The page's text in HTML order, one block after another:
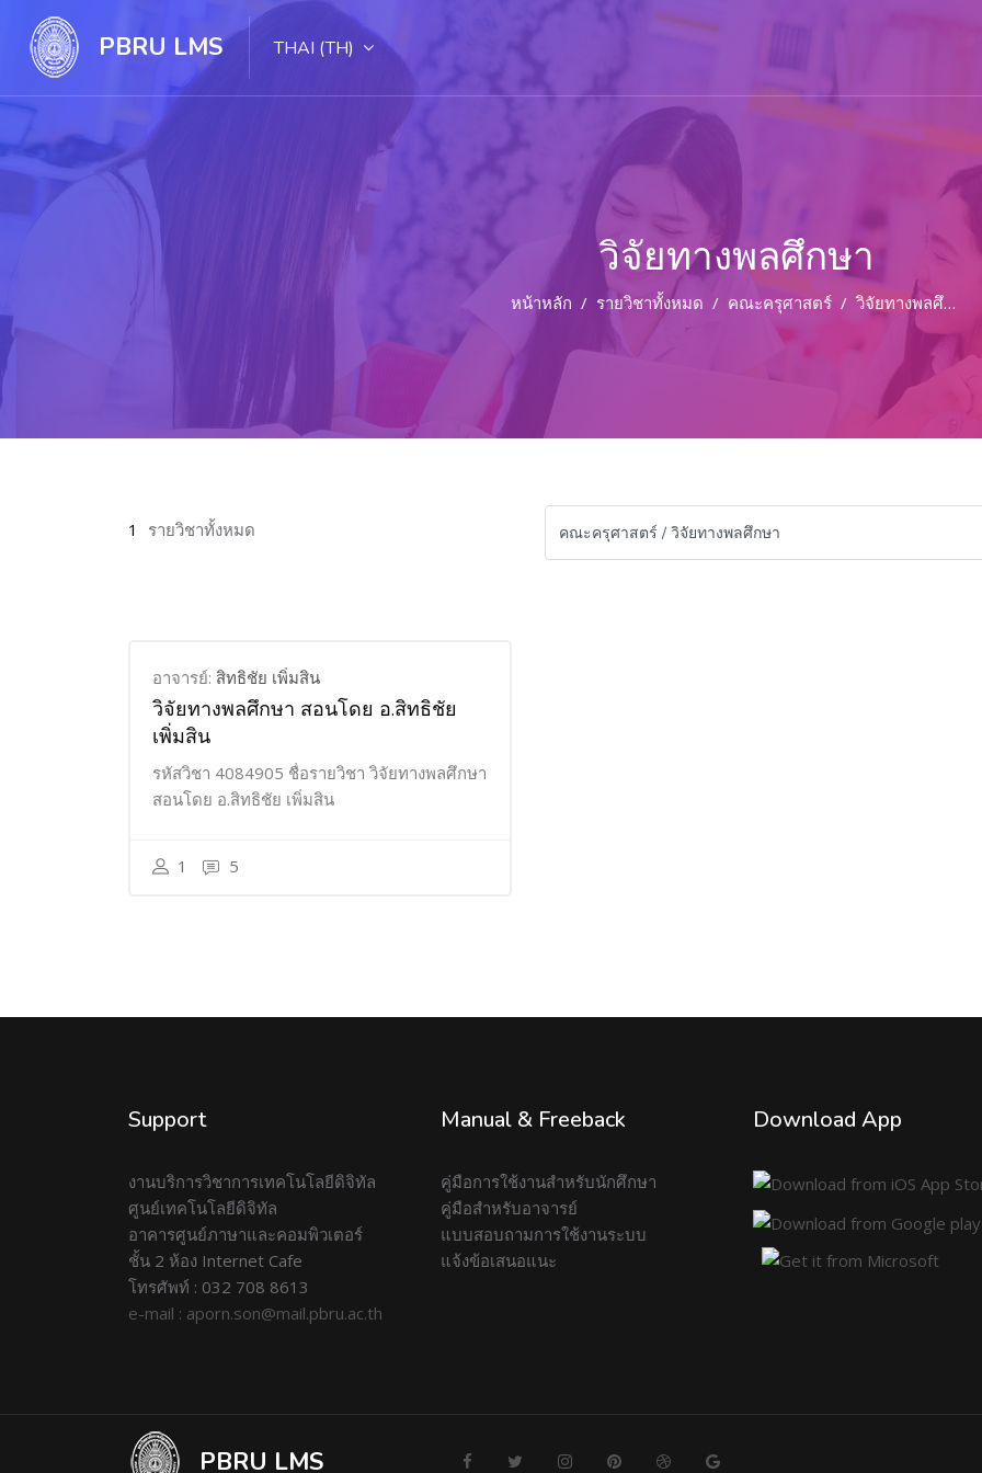
PBRU LMS THAI ‎(TH)‎
วิจัยทางพลศึกษา
หน้าหลัก รายวิชาทั้งหมด คณะครุศาสตร์ วิจัยทางพลศึกษา
1
รายวิชาทั้งหมด
อาจารย์: สิทธิชัย เพิ่มสิน
วิจัยทางพลศึกษา สอนโดย อ.สิทธิชัย
เพิ่มสิน
รหัสวิชา 4084905 ชื่อรายวิชา วิจัยทางพลศึกษา
สอนโดย อ.สิทธิชัย เพิ่มสิน
1 5
Support
งานบริการวิชาการเทคโนโลยีดิจิทัล
ศูนย์เทคโนโลยีดิจิทัล
อาคารศูนย์ภาษาและคอมพิวเตอร์
ชั้น 2 ห้อง Internet Cafe
โทรศัพท์ : 032 708 8613
e-mail : aporn.son@mail.pbru.ac.th
Manual & Freeback
คู่มือการใช้งานสำหรับนักศึกษา
คู่มือสำหรับอาจารย์
แบบสอบถามการใช้งานระบบ
แจ้งข้อเสนอแนะ
Download App
PBRU LMS